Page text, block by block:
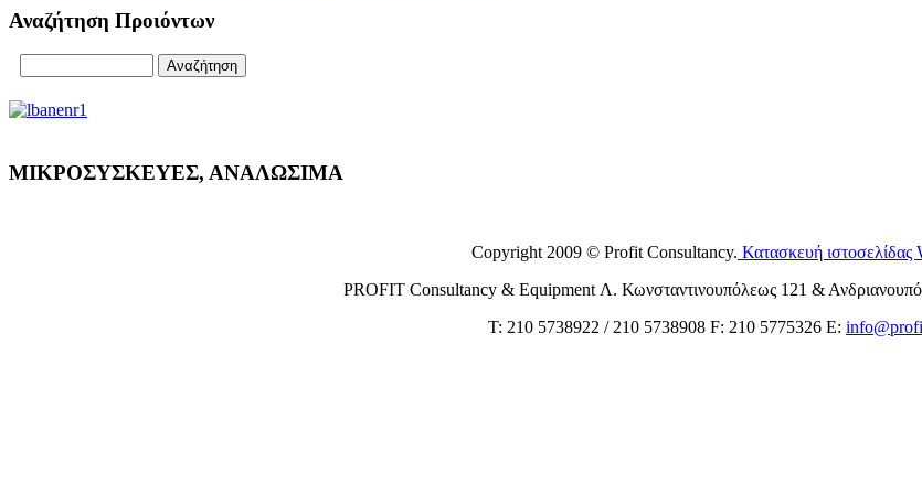
Αναζήτηση Προιόντων
ΜΙΚΡΟΣΥΣΚΕΥΕΣ, ΑΝΑΛΩΣΙΜΑ
Copyright 2009 © Profit Consultancy. Κατασκευή ιστοσελίδας
PROFIT Consultancy & Equipment Λ. Κωνσταντινουπόλεως 121 &
Τ: 210 5738922 / 210 5738908 F: 210 5775326 Ε: